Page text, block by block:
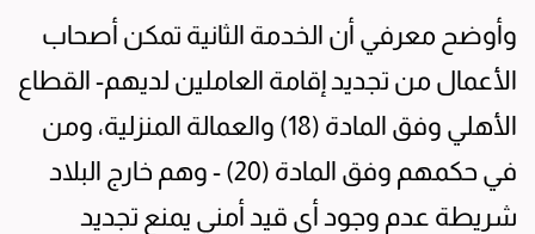
وأوضح معرفي أن الخدمة الثانية تمكن أصحاب
الأعمال من تجديد إقامة العاملين لديهم- القطاع
الأهلي وفق المادة (18) والعمالة المنزلية، ومن
في حكمهم وفق المادة (20) - وهم خارج البلاد
شريطة عدم وجود أي قيد أمني يمنع تجديد